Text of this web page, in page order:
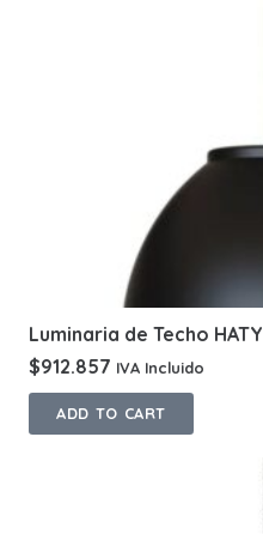
Luminaria de Techo HATY
$912.857 IVA Incluido
ADD TO CART